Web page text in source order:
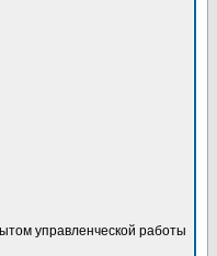
управленческой работы